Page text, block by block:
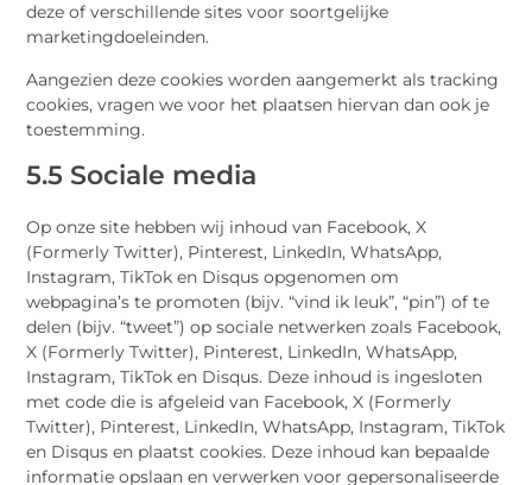
deze of verschillende sites voor soortgelijke
marketingdoeleinden.
Aangezien deze cookies worden aangemerkt als tracking
cookies, vragen we voor het plaatsen hiervan dan ook je
toestemming.
5.5 Sociale media
Op onze site hebben wij inhoud van Facebook, X
(Formerly Twitter), Pinterest, LinkedIn, WhatsApp,
Instagram, TikTok en Disqus opgenomen om
webpagina’s te promoten (bijv. “vind ik leuk”, “pin”) of te
delen (bijv. “tweet”) op sociale netwerken zoals Facebook,
X (Formerly Twitter), Pinterest, LinkedIn, WhatsApp,
Instagram, TikTok en Disqus. Deze inhoud is ingesloten
met code die is afgeleid van Facebook, X (Formerly
Twitter), Pinterest, LinkedIn, WhatsApp, Instagram, TikTok
en Disqus en plaatst cookies. Deze inhoud kan bepaalde
informatie opslaan en verwerken voor gepersonaliseerde